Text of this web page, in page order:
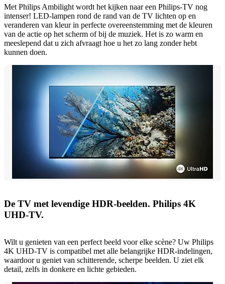
Met Philips Ambilight wordt het kijken naar een Philips-TV nog
intenser! LED-lampen rond de rand van de TV lichten op en
veranderen van kleur in perfecte overeenstemming met de kleuren
van de actie op het scherm of bij de muziek. Het is zo warm en
meeslepend dat u zich afvraagt hoe u het zo lang zonder hebt
kunnen doen.
De TV met levendige HDR-beelden. Philips 4K
UHD-TV.
Wilt u genieten van een perfect beeld voor elke scène? Uw Philips
4K UHD-TV is compatibel met alle belangrijke HDR-indelingen,
waardoor u geniet van schitterende, scherpe beelden. U ziet elk
detail, zelfs in donkere en lichte gebieden.